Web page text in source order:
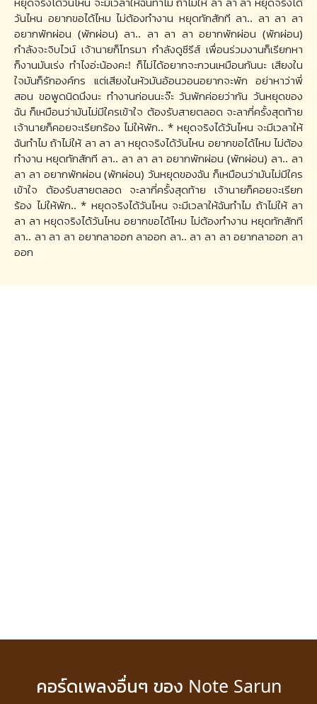
วันไหน อยากขอได้ไหม ไม่ต้องทำงาน หยุดทักสักที ลา.. ลา ลา ลา
อยากพักผ่อน (พักผ่อน) ลา.. ลา ลา ลา อยากพักผ่อน (พักผ่อน)
กำลังจะจิบไวน์ เจ้านายก็โทรมา กำลังดูซีรีส์ เพื่อนร่วมงานก็เรียกหา
ก็งานมันเร่ง ทำไงอ่ะน้องคะ! ก็ไม่ได้อยากจะกวนเหมือนกันนะ เสียงใน
ใจมันก็รักองค์กร แต่เสียงในหัวมันอ้อนวอนอยากจะพัก อย่าหาว่าพี่
สอน ขอพูดนิดนึงนะ ทำงานก่อนนะจ๊ะ วันพักค่อยว่ากัน วันหยุดของ
ฉัน ก็เหมือนว่ามันไม่มีใครเข้าใจ ต้องรับสายตลอด จะลากี่ครั้งสุดท้าย
เจ้านายก็คอยจะเรียกร้อง ไม่ให้พัก.. * หยุดจริงได้วันไหน จะมีเวลาให้
ฉันทำไม ถ้าไม่ให้ ลา ลา ลา หยุดจริงได้วันไหน อยากขอได้ไหม ไม่ต้อง
ทำงาน หยุดทักสักที ลา.. ลา ลา ลา อยากพักผ่อน (พักผ่อน) ลา.. ลา
ลา ลา อยากพักผ่อน (พักผ่อน) วันหยุดของฉัน ก็เหมือนว่ามันไม่มีใคร
เข้าใจ ต้องรับสายตลอด จะลากี่ครั้งสุดท้าย เจ้านายก็คอยจะเรียก
ร้อง ไม่ให้พัก.. * หยุดจริงได้วันไหน จะมีเวลาให้ฉันทำไม ถ้าไม่ให้ ลา
ลา ลา หยุดจริงได้วันไหน อยากขอได้ไหม ไม่ต้องทำงาน หยุดทักสักที
ลา.. ลา ลา ลา อยากลาออก ลาออก ลา.. ลา ลา ลา อยากลาออก ลา
ออก
คอร์ดเพลงอื่นๆ ของ Note Sarun